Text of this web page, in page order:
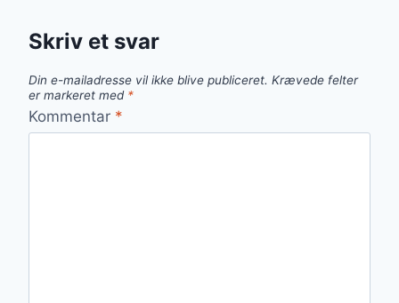
Skriv et svar
Din e-mailadresse vil ikke blive publiceret. Krævede felter
er markeret med *
Kommentar *